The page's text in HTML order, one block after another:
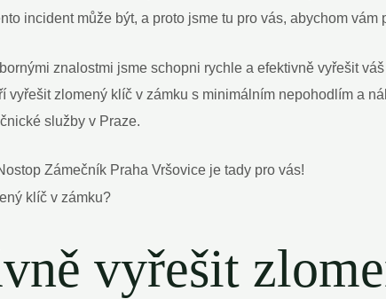
incident může být, a proto jsme tu pro vás, abychom vám
znalostmi jsme schopni rychle a efektivně vyřešit
vyřešit zlomený klíč v zámku s minimálním nepohodlím a
služby v Praze.
Zámečník Praha Vršovice je tady pro vás!
vyřešit